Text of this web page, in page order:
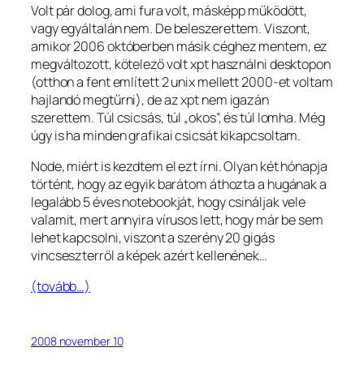
Volt pár dolog, ami fura volt, másképp működött,
vagy egyáltalán nem. De beleszerettem. Viszont,
amikor 2006 októberben másik céghez mentem, ez
megváltozott, kötelező volt xpt használni desktopon
(otthon a fent említett 2 unix mellett 2000-et voltam
hajlandó megtűrni), de az xpt nem igazán
szerettem. Túl csicsás, túl „okos”, és túl lomha. Még
úgy is ha minden grafikai csicsát kikapcsoltam.
Node, miért is kezdtem el ezt írni. Olyan két hónapja
történt, hogy az egyik barátom áthozta a hugának a
legalább 5 éves notebookját, hogy csináljak vele
valamit, mert annyira vírusos lett, hogy már be sem
lehet kapcsolni, viszont a szerény 20 gigás
vincseszterről a képek azért kellenének…
(tovább…)
2008 november 10